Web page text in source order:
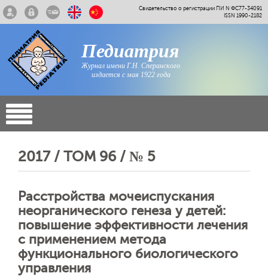
Свидетельство о регистрации ПИ N ФС77-34091
ISSN 1990-2182
Педиатрия
Журнал имени Г.Н. Сперанского
издается с мая 1922 года
2017 / ТОМ 96 / № 5
Расстройства мочеиспускания
неорганического генеза у детей:
повышение эффективности лечения
с применением метода
функционального биологического
управления